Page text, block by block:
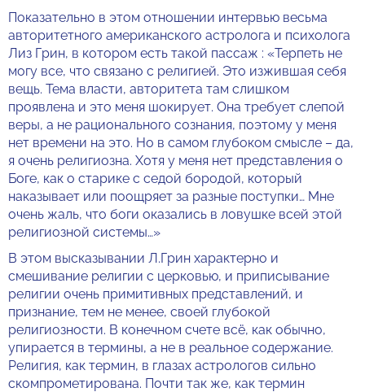
Показательно в этом отношении интервью весьма
авторитетного американского астролога и психолога
Лиз Грин, в котором есть такой пассаж : «Терпеть не
могу все, что связано с религией. Это изжившая себя
вещь. Тема власти, авторитета там слишком
проявлена и это меня шокирует. Она требует слепой
веры, а не рационального сознания, поэтому у меня
нет времени на это. Но в самом глубоком смысле – да,
я очень религиозна. Хотя у меня нет представления о
Боге, как о старике с седой бородой, который
наказывает или поощряет за разные поступки… Мне
очень жаль, что боги оказались в ловушке всей этой
религиозной системы…»
В этом высказывании Л.Грин характерно и
смешивание религии с церковью, и приписывание
религии очень примитивных представлений, и
признание, тем не менее, своей глубокой
религиозности. В конечном счете всё, как обычно,
упирается в термины, а не в реальное содержание.
Религия, как термин, в глазах астрологов сильно
скомпрометирована. Почти так же, как термин